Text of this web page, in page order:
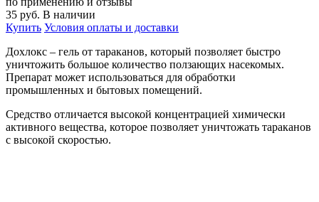
35 руб. В наличии
Купить Условия оплаты и доставки
Дохлокс – гель от тараканов, который позволяет быстро
уничтожить большое количество ползающих насекомых.
Препарат может использоваться для обработки
промышленных и бытовых помещений.
Средство отличается высокой концентрацией химически
активного вещества, которое позволяет уничтожать тараканов
с высокой скоростью.